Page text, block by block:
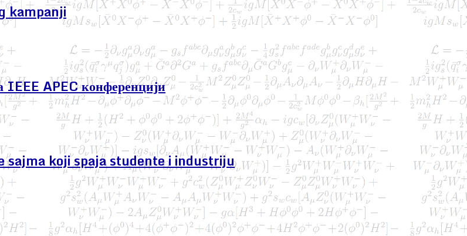
kampanji
APEC конференцији
sajma koji spaja studente i industriju